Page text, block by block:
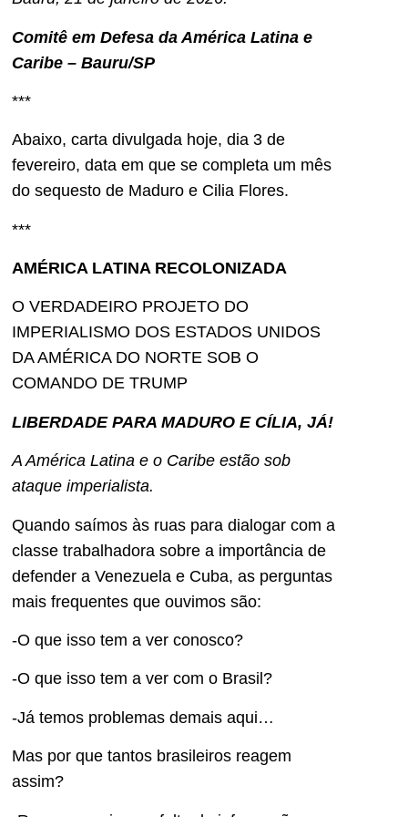
Comitê em Defesa da América Latina e
Caribe – Bauru/SP
***
Abaixo, carta divulgada hoje, dia 3 de
fevereiro, data em que se completa um mês
do sequesto de Maduro e Cilia Flores.
***
AMÉRICA LATINA RECOLONIZADA
O VERDADEIRO PROJETO DO
IMPERIALISMO DOS ESTADOS UNIDOS
DA AMÉRICA DO NORTE SOB O
COMANDO DE TRUMP
LIBERDADE PARA MADURO E CÍLIA, JÁ!
A América Latina e o Caribe estão sob
ataque imperialista.
Quando saímos às ruas para dialogar com a
classe trabalhadora sobre a importância de
defender a Venezuela e Cuba, as perguntas
mais frequentes que ouvimos são:
-O que isso tem a ver conosco?
-O que isso tem a ver com o Brasil?
-Já temos problemas demais aqui…
Mas por que tantos brasileiros reagem
assim?